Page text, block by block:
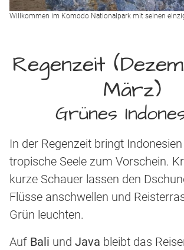
Willkommen im Komodo Nationalpark mit seinen
Regenzeit
März)
Grünes
In der Regenzeit bringt
tropische Seele zum Vorschein.
kurze Schauer lassen den
Flüsse anschwellen und
Grün leuchten.
Auf Bali und Java bleibt das